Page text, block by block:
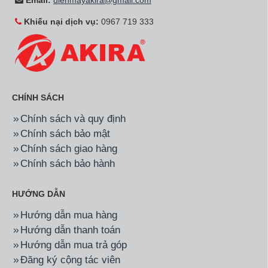
vững tại thị trường châu Á. Các sản phẩm của thương hiệu này
đều được đánh giá là có chất lượng cao, giá hợp lý. Với nguồn
Canzy cũng có độ bền cao.
Các sản phẩm được Canzy sản xuất bao gồm: bếp từ, bếp điện,
Máy hút mùi Canzy
Khiếu nại dịch vụ: 0967 719 333
CHÍNH SÁCH
Chính sách và quy định
Chính sách bảo mật
Chính sách giao hàng
Chính sách bảo hành
HƯỚNG DẪN
Hướng dẫn mua hàng
Hướng dẫn thanh toán
Hướng dẫn mua trả góp
Đăng ký cộng tác viên